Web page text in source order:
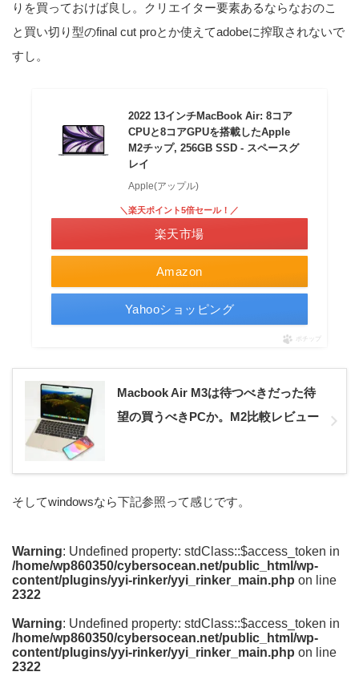
りを買っておけば良し。クリエイター要素あるならなおのこ
と買い切り型のfinal cut proとか使えてadobeに搾取されないで
すし。
2022 13インチMacBook Air: 8コア
CPUと8コアGPUを搭載したApple
M2チップ, 256GB SSD - スペースグ
レイ
Apple(アップル)
Amazon
＼楽天ポイント5倍セール！／
楽天市場
Yahooショッピング
ポチップ
Macbook Air M3は待つべきだった待
望の買うべきPCか。M2比較レビュー
そしてwindowsなら下記参照って感じです。
Warning: Undefined property: stdClass::$access_token in
/home/wp860350/cybersocean.net/public_html/wp-
content/plugins/yyi-rinker/yyi_rinker_main.php on line
2322
Warning: Undefined property: stdClass::$access_token in
/home/wp860350/cybersocean.net/public_html/wp-
content/plugins/yyi-rinker/yyi_rinker_main.php on line
2322